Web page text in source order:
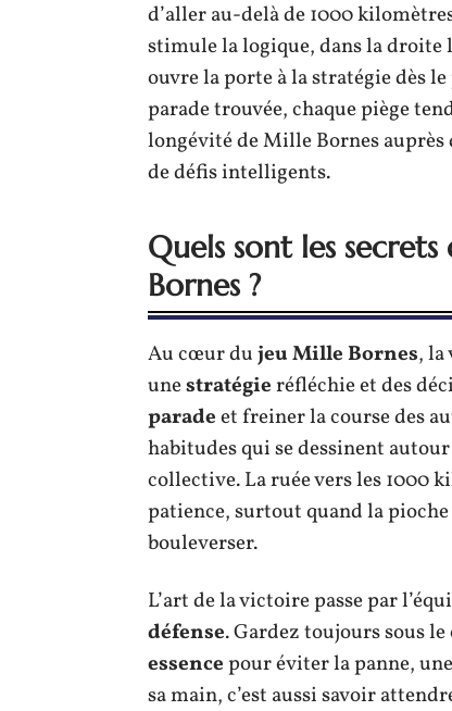
d’aller au-delà de 1000
stimule la logique, dans la droite
ouvre la porte à la stratégie dès
parade trouvée, chaque piège
longévité de Mille Bornes auprès
de défis intelligents.
Quels sont les
Bornes ?
Au cœur dujeu Mille Bornes, la
unestratégieréfléchie et des
paradeet freiner la course des
habitudes qui se dessinent
collective. La ruée vers les 1000
patience, surtout quand la pioche
bouleverser.
L’art de la victoire passe par
défense. Gardez toujours sous le
essencepour éviter la panne, une
sa main, c’est aussi savoir